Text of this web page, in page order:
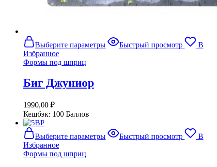
Выберите параметры
Этот
товарБыстрый просмотр
В
Избранное
Формы под шприц
Биг Джуниор
1990,00 ₽
Кешбэк: 100 Баллов
Выберите параметры
Этот
товарБыстрый просмотр
В
Избранное
Формы под шприц